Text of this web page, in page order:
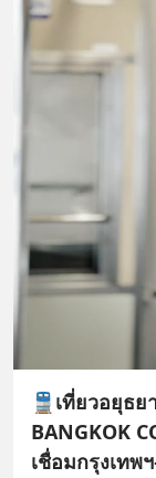
🚆เที่ยวอยุธย
BANGKOK
เชื่อมกรุงเทพ